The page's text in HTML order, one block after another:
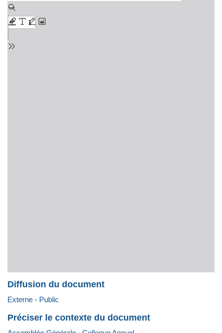
Diffusion du document
Externe - Public
Préciser le contexte du document